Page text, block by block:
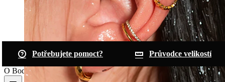
Potřebujete pomoct?
Průvodce velikostí
O Bodymod